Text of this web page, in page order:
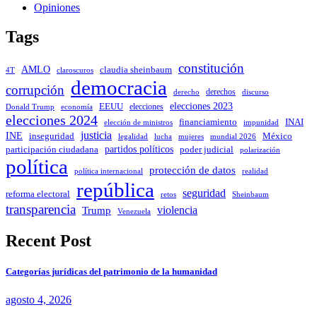
Opiniones
Tags
4T AMLO claroscuros claudia sheinbaum
constitución
corrupción democracia derecho derechos
discurso
Donald Trump
economía EEUU elecciones elecciones 2023
elecciones 2024 elección de ministros financiamiento impunidad INAI
INE inseguridad justicia legalidad lucha mujeres mundial 2026 México
participación ciudadana partidos políticos poder judicial polarización
política política internacional protección de datos realidad
reforma electoral república retos seguridad Sheinbaum
transparencia Trump Venezuela violencia
Recent Post
Categorías jurídicas del patrimonio de la humanidad
agosto 4, 2026